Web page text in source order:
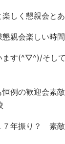
しく懇親会と
親会楽しい時
す(^▽^)/そして
例の歓迎会素
７年振り？ 素